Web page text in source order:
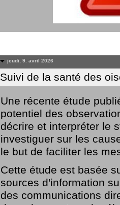
jeudi, 9. avril 2026
Suivi de la santé des
Une récente étude
potentiel des
décrire et interpréter le
investiguer sur les
le but de faciliter les
Cette étude est basée
sources d'information
des communications